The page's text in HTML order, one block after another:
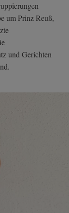
um Prinz Reuß,
und Gerichten